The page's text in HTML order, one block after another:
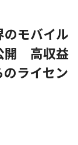
モバイル
開 高収益
ライセン